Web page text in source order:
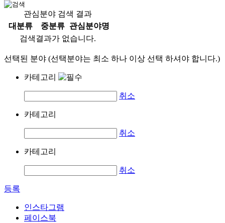
관심분야 검색 결과
대분류
중분류
관심분야명
검색결과가 없습니다.
선택된 분야 (선택분야는 최소 하나 이상 선택 하셔야 합니다.)
카테고리
취소
카테고리
취소
카테고리
취소
등록
인스타그램
페이스북